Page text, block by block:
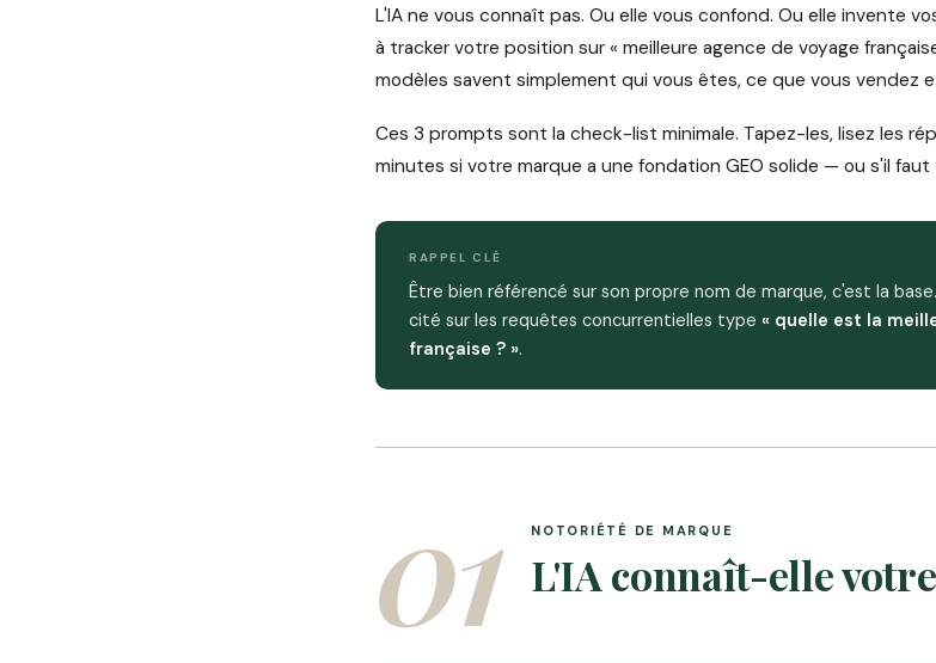
L'IA ne vous connaît pas. Ou elle vous confond. Ou elle invente
à tracker votre position sur « meilleure agence de voyage
modèles savent simplement qui vous êtes, ce que vous vendez
Ces 3 prompts sont la check-list minimale. Tapez-les, lisez les
minutes si votre marque a une fondation GEO solide — ou s'il
RAPPEL CLÉ
Être bien référencé sur son propre nom de marque, c'est la
cité sur les requêtes concurrentielles type « quelle est la
française ? ».
01 NOTORIÉTÉ DE MARQUE
L'IA connaît-elle